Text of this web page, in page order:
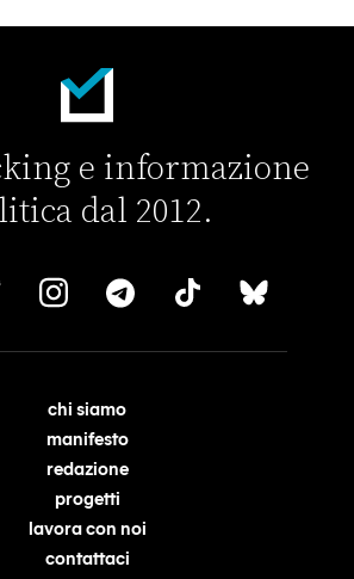
e informazione
dal 2012.
chi siamo
manifesto
redazione
progetti
lavora con noi
contattaci